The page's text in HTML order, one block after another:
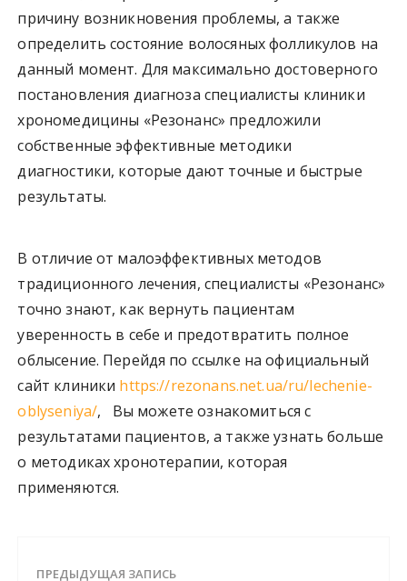
причину возникновения проблемы, а также
определить состояние волосяных фолликулов на
данный момент. Для максимально достоверного
постановления диагноза специалисты клиники
хрономедицины «Резонанс» предложили
собственные эффективные методики
диагностики, которые дают точные и быстрые
результаты.
В отличие от малоэффективных методов
традиционного лечения, специалисты «Резонанс»
точно знают, как вернуть пациентам
уверенность в себе и предотвратить полное
облысение. Перейдя по ссылке на официальный
сайт клиники https://rezonans.net.ua/ru/lechenie-
oblyseniya/, Вы можете ознакомиться с
результатами пациентов, а также узнать больше
о методиках хронотерапии, которая
применяются.
ПРЕДЫДУЩАЯ ЗАПИСЬ